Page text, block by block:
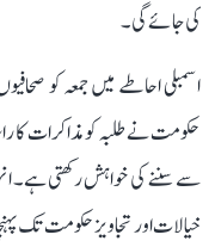
کی جائے گی۔
اسمبلی احاطے میں جمعہ کو
حکومت نے طلبہ کو مذاکرات کا
سے سننے کی خواہش رکھتی ہے۔
خیالات اور تجاویز حکومت تک